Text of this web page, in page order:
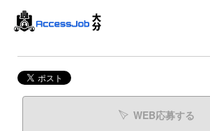
WEB応募する